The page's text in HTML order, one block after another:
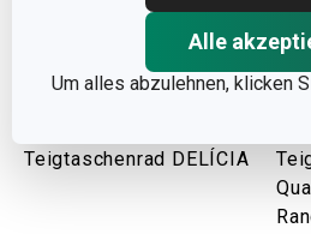
Alle
Um alles abzulehnen, klicken
Teigtaschenrad DELÍCIA